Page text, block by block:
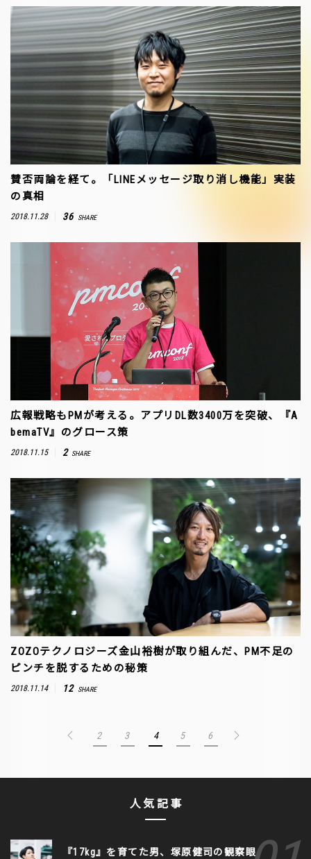
賛否両論を経て。「LINEメッセージ取り消し機能」実装
の真相
2018.11.28 36 SHARE
広報戦略もPMが考える。アプリDL数3400万を突破、『A
bemaTV』のグロース策
2018.11.15 2 SHARE
ZOZOテクノロジーズ金山裕樹が取り組んだ、PM不足の
ピンチを脱するための秘策
2018.11.14 12 SHARE
2 3 4 5 6
人気記事
『17kg』を育てた男、塚原健司の観察眼